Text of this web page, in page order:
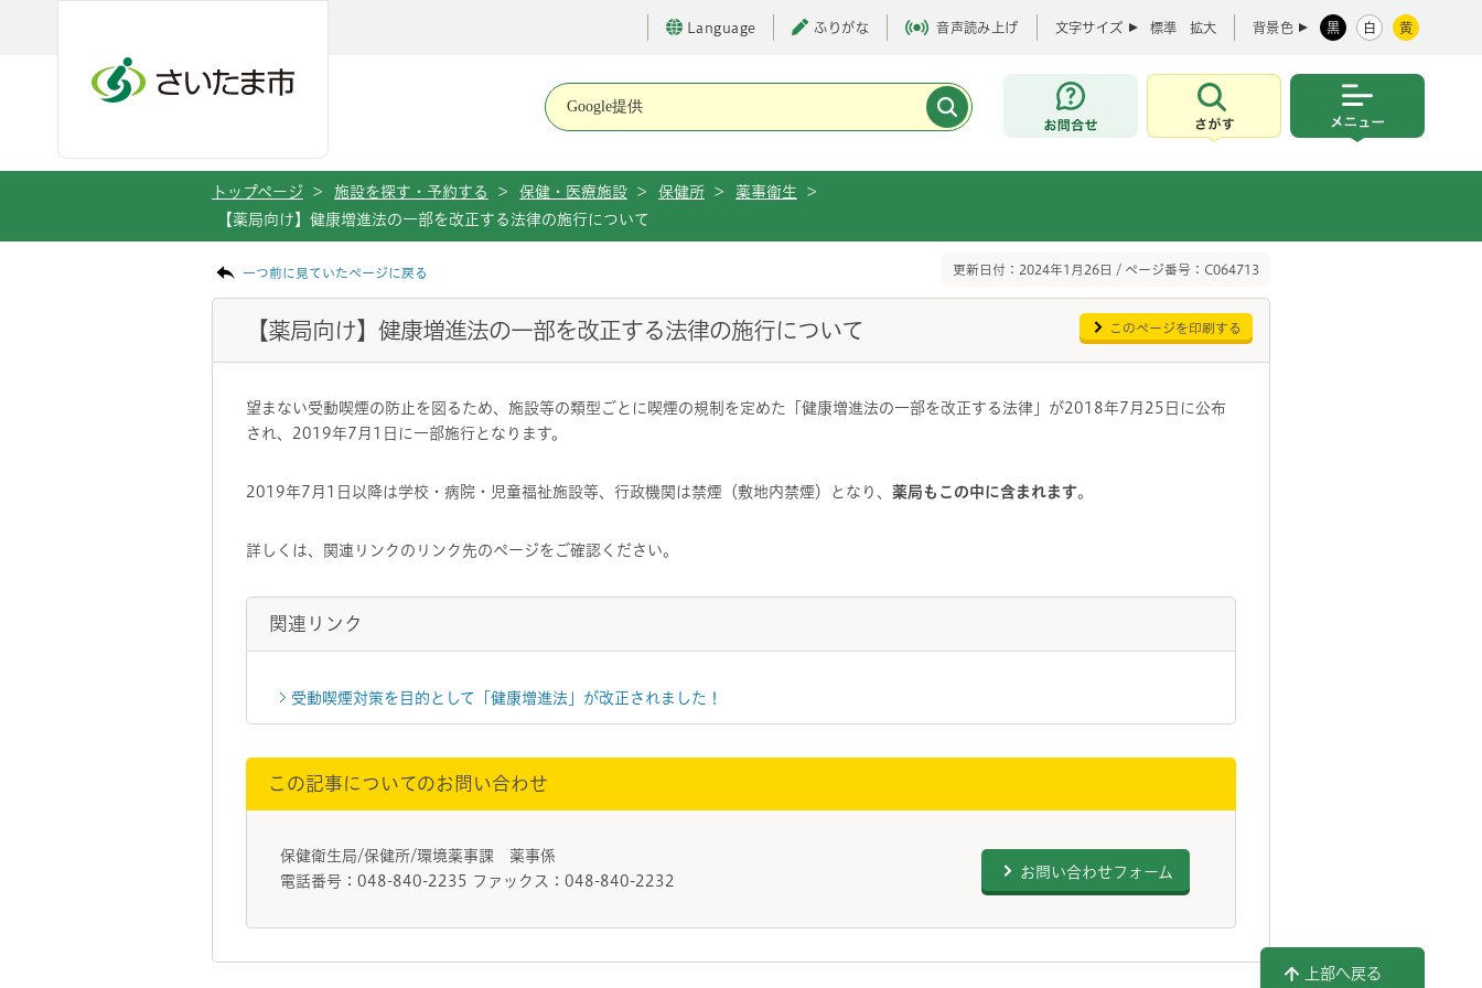
Language ふりがな 音声読み上げ 文字サイズ 標準 拡大 背景色 黒 白 黄
お問合せ
さがす
トップページ > 施設を探す・予約する > 保健・医療施設 > 保健所 > 薬事衛生
>
【薬局向け】健康増進法の一部を改正する法律の施行について
一つ前に見ていたページに戻る 更新日付：2024年1月26日 / ページ番号：C064713
【薬局向け】健康増進法の一部を改正する法律の施行について このページを印刷する
望まない受動喫煙の防止を図るため、施設等の類型ごとに喫煙の規制を定めた「健康増進法の一部を改正する法律」が2018年7月25日に公布
され、2019年7月1日に一部施行となります。
2019年7月1日以降は学校・病院・児童福祉施設等、行政機関は禁煙（敷地内禁煙）となり、 薬局もこの中に含まれます。
詳しくは、関連リンクのリンク先のページをご確認ください。
関連リンク
受動喫煙対策を目的として「健康増進法」が改正されました！
この記事についてのお問い合わせ
保健衛生局/保健所/環境薬事課 薬事係
電話番号：048-840-2235 ファックス：048-840-2232
お問い合わせフォーム
上部へ戻る